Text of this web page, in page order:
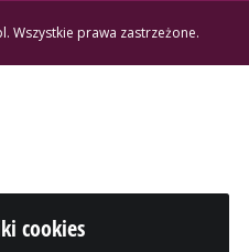
Wszystkie prawa zastrzeżone.
cookies